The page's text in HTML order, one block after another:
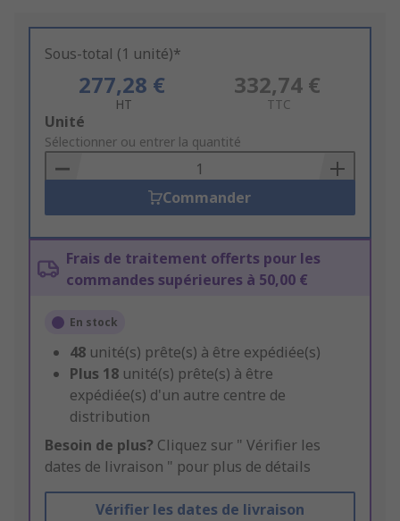
Sous-total (1 unité)*
277,28 €
HT
332,74 €
TTC
Add
to
Basket
Unité
Sélectionner ou entrer la quantité
Commander
Frais de traitement offerts pour les
commandes supérieures à 50,00 €
En stock
48 unité(s) prête(s) à être expédiée(s)
Plus 18 unité(s) prête(s) à être
expédiée(s) d'un autre centre de
distribution
Besoin de plus? Cliquez sur " Vérifier les
dates de livraison " pour plus de détails
Vérifier les dates de livraison